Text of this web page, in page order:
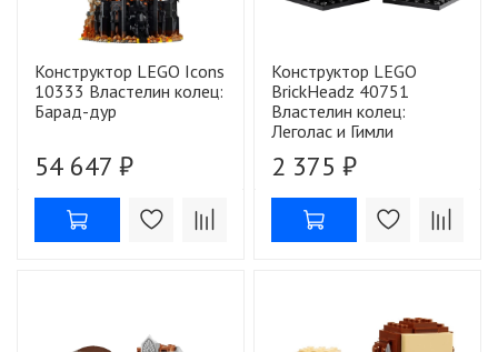
Конструктор LEGO Icons
10333 Властелин колец:
Барад-дур
54 647 ₽
Конструктор LEGO
BrickHeadz 40751
Властелин колец:
Леголас и Гимли
2 375 ₽